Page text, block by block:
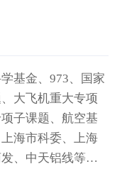
化方面，取得了
应用...
基金、973、国家
大飞机重大专项
子课题、航空基
海市科委、上海
、中天铝线等企